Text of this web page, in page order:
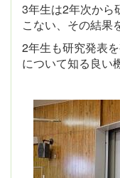
3年生は2年次から
こない、その結果
2年生も研究発表
について知る良い